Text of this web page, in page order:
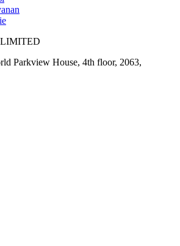
Parkview House, 4th floor, 2063,